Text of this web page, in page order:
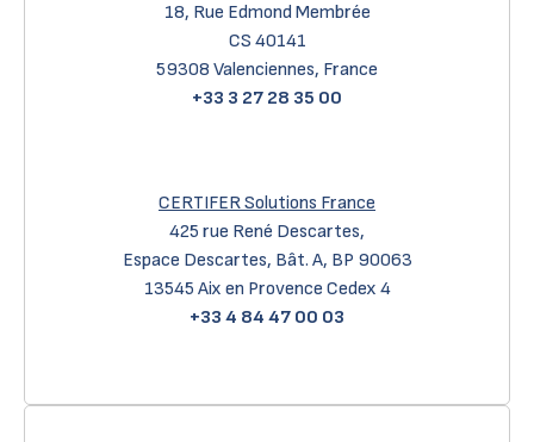
18, Rue Edmond Membrée
CS 40141
59308 Valenciennes, France
+33 3 27 28 35 00
CERTIFER Solutions France
425 rue René Descartes,
Espace Descartes, Bât. A, BP 90063
13545 Aix en Provence Cedex 4
+33 4 84 47 00 03